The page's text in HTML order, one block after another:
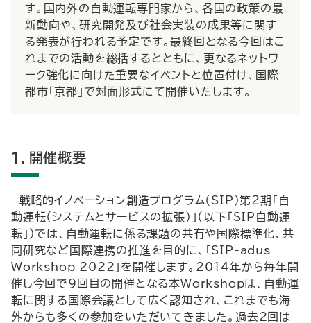
す。国内外の自動運転専門家から、各国の政策の最
新動向や、研究開発及び社会実装の成果等に関す
る発表が行われる予定です。最終回となる今回はこ
れまでの活動を総括するとともに、更なるネットワ
ーク強化に向けた重要なイベントと位置付け、国際
都市「京都」で対面形式にて開催いたします。
１．開催概要
戦略的イノベーション創造プログラム（SIP）第２期「自
動運転（システムとサービスの拡張）」（以下「SIP自動運
転」）では、自動運転に係る課題の共有や国際標準化、共
同研究など国際連携の推進を目的に、「SIP-adus
Workshop 2022」を開催します。2014年から毎年開
催し今回で９回目の開催となる本Workshopは、自動運
転に関する国際会議として広く認知され、これまでも海
外からも多くの参加をいただいてきました。過去2回は